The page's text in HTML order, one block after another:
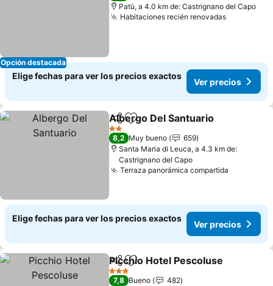
Opción destacada
Patù, a 4.0 km de: Castrignano del Capo
Habitaciones recién renovadasVer
Elige fechas para ver los precios exactos
Ver precios
CompartirAgregar a favoritos
Albergo Del Santuario
2 Estrellas
8,2 Muy bueno
659
Santa Maria di Leuca, a 4.3 km de:
Castrignano del Capo
Terraza panorámica compartida
Elige fechas para ver los precios exactos
Ver precios
CompartirAgregar a favoritos
Picchio Hotel Pescoluse
3 Estrellas
7,8 Bueno
482